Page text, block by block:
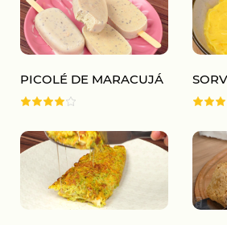
PICOLÉ DE MARACUJÁ